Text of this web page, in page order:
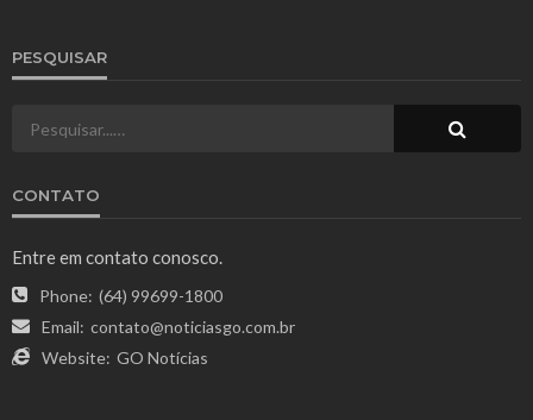
PESQUISAR
CONTATO
Entre em contato conosco.
Phone: (64) 99699-1800
Email: contato@noticiasgo.com.br
Website: GO Notícias